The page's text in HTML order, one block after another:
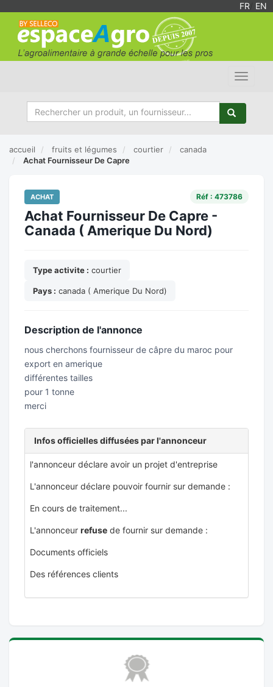
FR EN
Toggle
accueil fruits et légumes courtier
canada
Achat Fournisseur De Capre
ACHAT Réf : 473786
Achat Fournisseur De Capre -
Canada ( Amerique Du Nord)
Type activite : courtier
Pays : canada ( Amerique Du Nord)
Description de l'annonce
nous cherchons fournisseur de câpre du maroc pour
export en amerique
différentes tailles
pour 1 tonne
merci
Infos officielles diffusées par l'annonceur
l'annonceur déclare avoir un projet d'entreprise
L'annonceur déclare pouvoir fournir sur demande :
En cours de traitement...
L'annonceur refuse de fournir sur demande :
Documents officiels
Des références clients